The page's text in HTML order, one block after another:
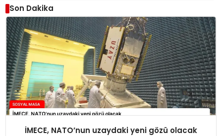
Son Dakika
İMECE, NATO’nun uzaydaki yeni gözü olacak